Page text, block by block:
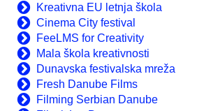
Kreativna EU letnja škola
Cinema City festival
FeeLMS for Creativity
Mala škola kreativnosti
Dunavska festivalska mreža
Fresh Danube Films
Filming Serbian Danube